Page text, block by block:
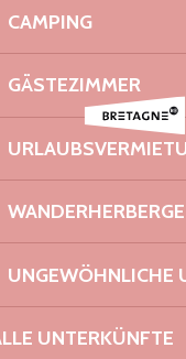
CAMPING
GÄSTEZIMMER
UNGEWÖHNLICHE
UNTERKÜNFTE